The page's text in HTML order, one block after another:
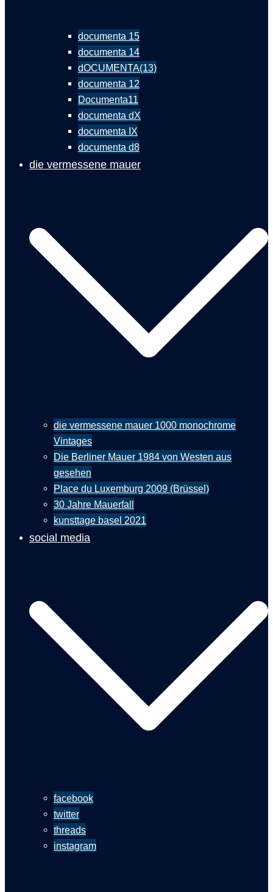
documenta 15
documenta 14
dOCUMENTA(13)
documenta 12
Documenta11
documenta dX
documenta IX
documenta d8
die vermessene mauer
die vermessene mauer 1000 monochrome
Vintages
Die Berliner Mauer 1984 von Westen aus
gesehen
Place du Luxemburg 2009 (Brüssel)
30 Jahre Mauerfall
kunsttage basel 2021
social media
facebook
twitter
threads
instagram